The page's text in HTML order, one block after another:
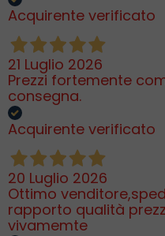
Acquirente verificato
21 Luglio 2026
Prezzi fortemente
consegna.
Acquirente verificato
20 Luglio 2026
Ottimo
rapporto qualità
vivamemte